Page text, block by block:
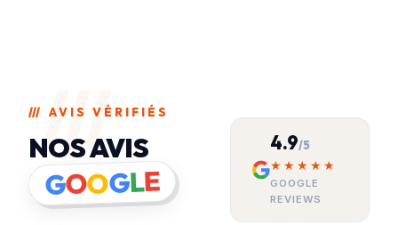
/// AVIS VÉRIFIÉS
NOS AVIS
GOOGLE
4.9/5
★★★★★
GOOGLE
REVIEWS